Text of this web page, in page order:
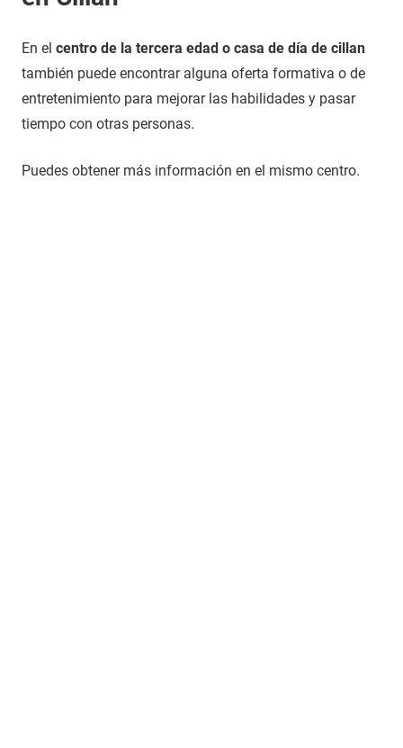
En el centro de la tercera edad o casa de día de cillan
también puede encontrar alguna oferta formativa o de
entretenimiento para mejorar las habilidades y pasar
tiempo con otras personas.
Puedes obtener más información en el mismo centro.